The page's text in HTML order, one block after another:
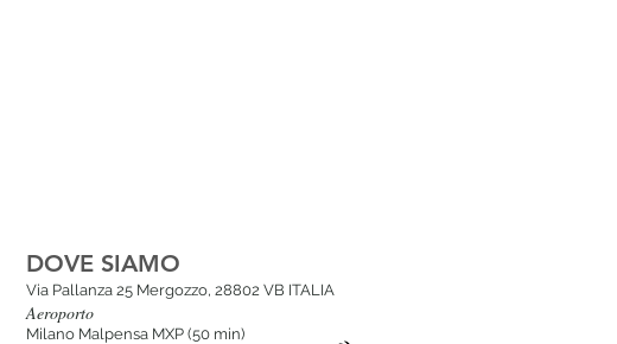
DOVE SIAMO
Via Pallanza 25 Mergozzo, 28802 VB ITALIA
Aeroporto
Milano Malpensa MXP (50 min)